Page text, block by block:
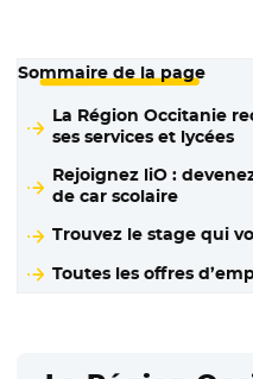
Sommaire de la page
La Région Occitanie
ses services et lycées
Rejoignez liO :
de car scolaire
Trouvez le stage qui
Toutes les offres